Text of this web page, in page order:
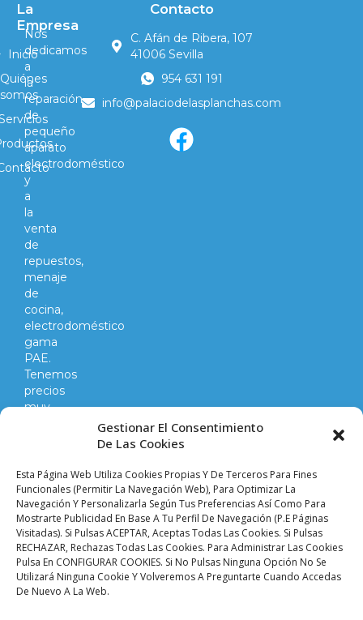
Gestionar El Consentimiento
De Las Cookies
Esta Página Web Utiliza Cookies Propias Y De Terceros Para Fines
Funcionales (permitir La Navegación Web), Para Optimizar La
Navegación Y Personalizarla Según Tus Preferencias Así Como Para
Mostrarte Publicidad En Base A Tu Perfil De Navegación (p.e Páginas
Visitadas). Si Pulsas ACEPTAR, Aceptas Todas Las Cookies. Si Pulsas
RECHAZAR, Rechazas Todas Las Cookies. Para Administrar Las Cookies
Pulsa En CONFIGURAR COOKIES. Si No Pulsas Ninguna Opción No Se
Utilizará Ninguna Cookie Y Volveremos A Preguntarte Cuando Accedas
De Nuevo A La Web.
Nos
dedicamos
a
la
reparación
de
pequeño
aparato
electrodoméstico
y
a
la
venta
de
repuestos,
menaje
de
cocina,
electrodoméstico
gama
PAE.
Tenemos
precios
muy
competitivos
lo
que
hacemos
y
vendemos.
La
Empresa
Inicio
Quiénes
somos
Contacto
C. Afán de Ribera, 107
41006 Sevilla
954 631 191
info@palaciodelasplanchas.com
Aviso legal |
Condiciones de venta y envíos |